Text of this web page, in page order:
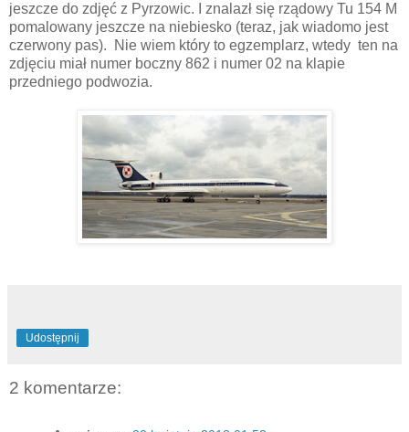
jeszcze do zdjęć z Pyrzowic. I znalazł się rządowy Tu 154 M
pomalowany jeszcze na niebiesko (teraz, jak wiadomo jest
czerwony pas). Nie wiem który to egzemplarz, wtedy ten na
zdjęciu miał numer boczny 862 i numer 02 na klapie
przedniego podwozia.
Udostępnij
2 komentarze: